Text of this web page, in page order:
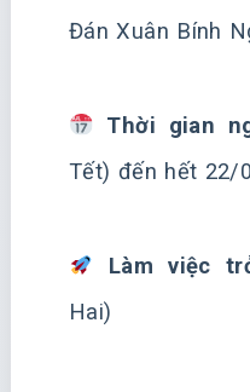
Đán Xuân Bính
Thời gian
Tết) đến hết 22/
Làm việc
Hai)